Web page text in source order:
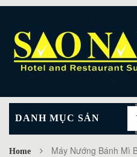
DANH MỤC SẢN
PHẨM
Home Máy Nướng Bánh Mì